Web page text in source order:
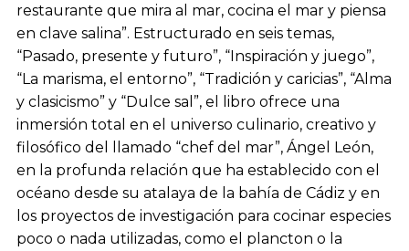
restaurante que mira al mar, cocina el mar y piensa
en clave salina”. Estructurado en seis temas,
“Pasado, presente y futuro”, “Inspiración y juego”,
“La marisma, el entorno”, “Tradición y caricias”, “Alma
y clasicismo” y “Dulce sal”, el libro ofrece una
inmersión total en el universo culinario, creativo y
filosófico del llamado “chef del mar”, Ángel León,
en la profunda relación que ha establecido con el
océano desde su atalaya de la bahía de Cádiz y en
los proyectos de investigación para cocinar especies
poco o nada utilizadas, como el plancton o la